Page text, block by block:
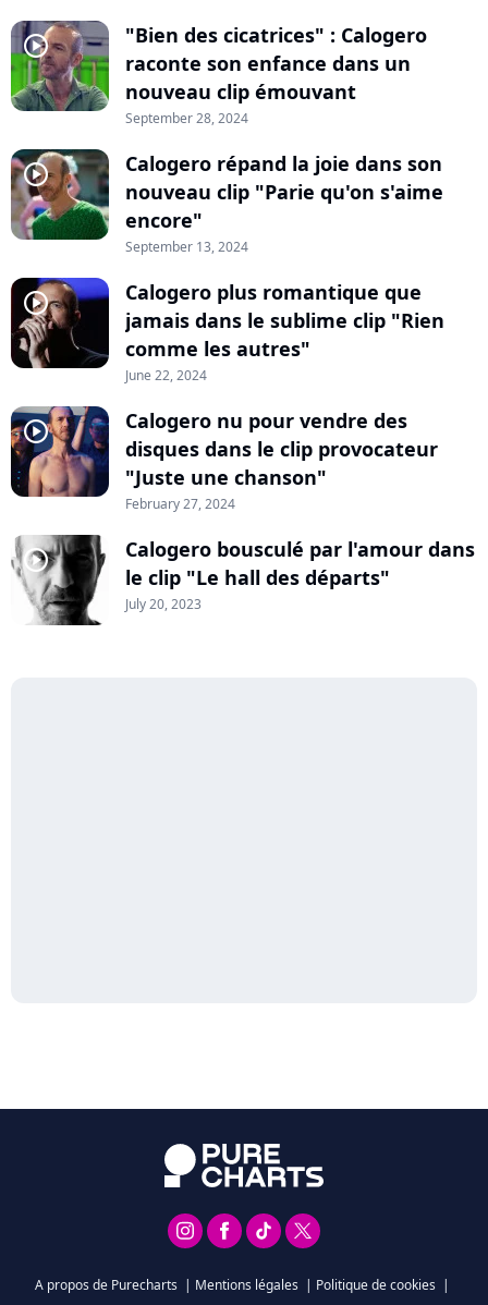
player2
"Bien des cicatrices" : Calogero
raconte son enfance dans un
nouveau clip émouvant
September 28, 2024
player2
Calogero répand la joie dans son
nouveau clip "Parie qu'on s'aime
encore"
September 13, 2024
player2
Calogero plus romantique que
jamais dans le sublime clip "Rien
comme les autres"
June 22, 2024
player2
Calogero nu pour vendre des
disques dans le clip provocateur
"Juste une chanson"
February 27, 2024
player2
Calogero bousculé par l'amour dans
le clip "Le hall des départs"
July 20, 2023
A propos de Purecharts | Mentions légales | Politique de cookies |